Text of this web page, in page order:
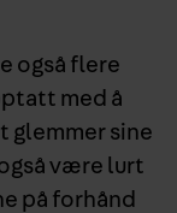
også flere
med å
glemmer sine
være lurt
på forhånd